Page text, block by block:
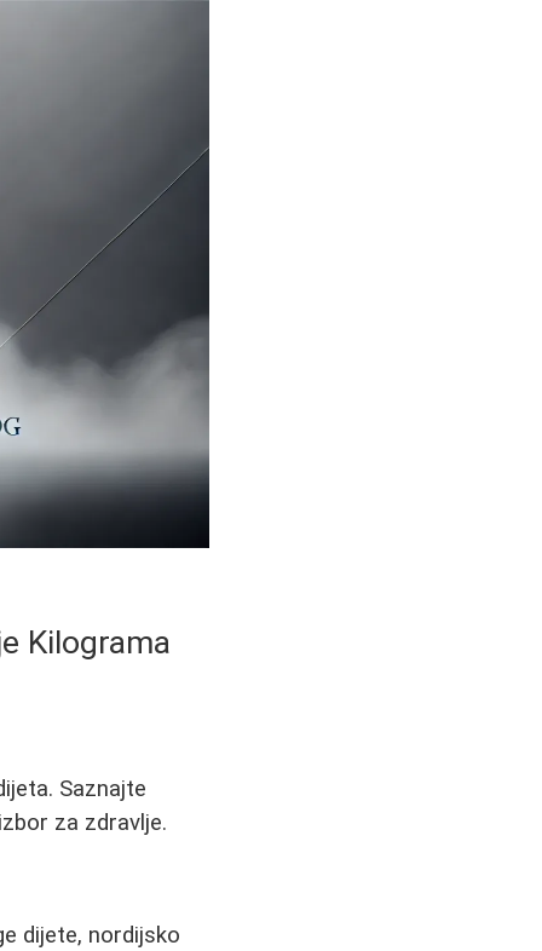
Kilograma
Saznajte
za zdravlje.
dijete, nordijsko